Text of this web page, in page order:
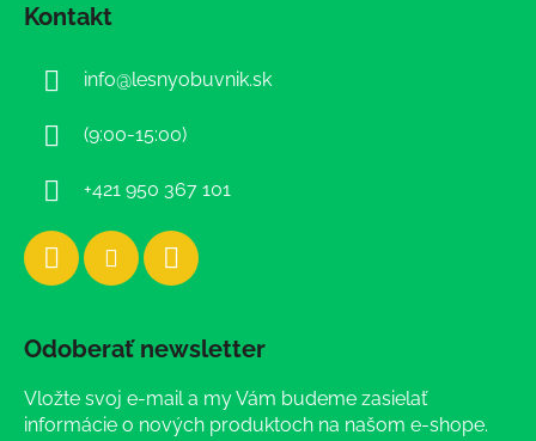
Kontakt
info@lesnyobuvnik.sk
(9:00-15:00)
+421 950 367 101
Odoberať newsletter
Vložte svoj e-mail a my Vám budeme zasielať
informácie o nových produktoch na našom e-shope.